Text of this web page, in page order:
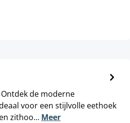
de moderne
voor een stijlvolle eethoek
zithoo… Meer